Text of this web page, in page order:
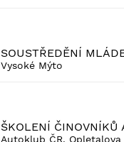
SOUSTŘEDĚNÍ
Vysoké Mýto
ŠKOLENÍ ČINOVNÍKŮ
Autoklub ČR, Opletalova